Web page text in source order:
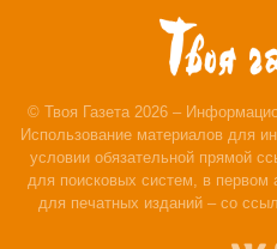
© Твоя Газета 2026 –
Использование материалов для
условии обязательной прямой
для поисковых систем, в первом
для печатных изданий – со